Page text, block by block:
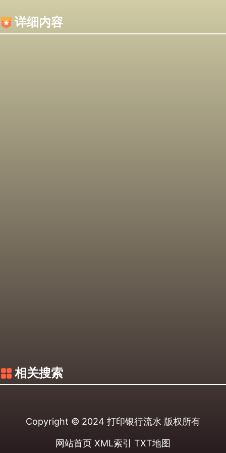
详细内容
相关搜索
Copyright © 2024 打印银行流水 版权所有
网站首页 XML索引 TXT地图